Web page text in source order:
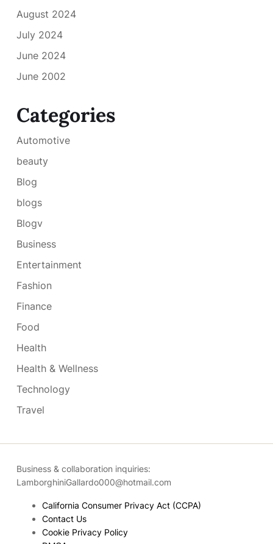
August 2024
July 2024
June 2024
June 2002
Categories
Automotive
beauty
Blog
blogs
Blogv
Business
Entertainment
Fashion
Finance
Food
Health
Health & Wellness
Technology
Travel
Business & collaboration inquiries:
LamborghiniGallardo000@hotmail.com
California Consumer Privacy Act (CCPA)
Contact Us
Cookie Privacy Policy